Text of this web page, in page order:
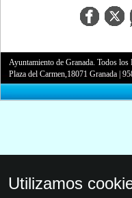
Ayuntamiento de Granada. Todos los
Plaza del Carmen,18071 Granada |
Utilizamos